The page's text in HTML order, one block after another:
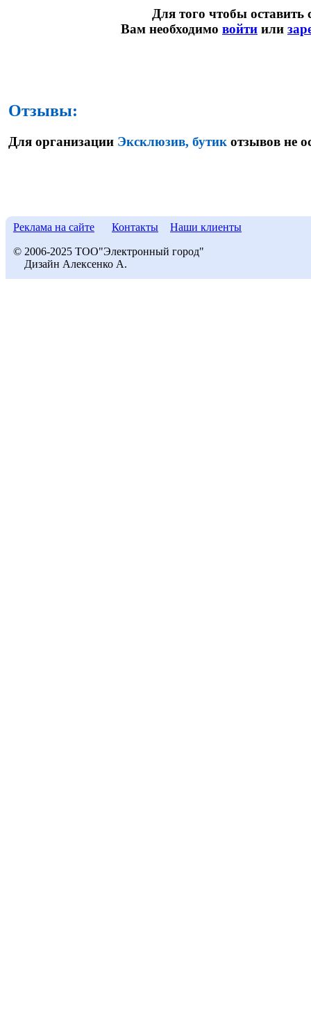
Для того чтобы оставить
Вам необходимо войти или
Отзывы:
Для организации Эксклюзив, бутик отзывов не
Реклама на сайте Контакты Наши клиенты
© 2006-2025 ТОО"Электронный город"
Дизайн Алексенко А.